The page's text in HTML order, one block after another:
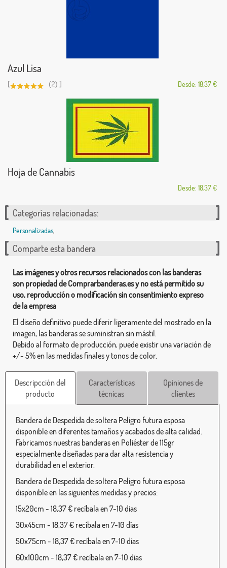
Azul Lisa
[ (2) ] Desde: 18,37 €
Hoja de Cannabis
Desde: 18,37 €
Categorías relacionadas:
Personalizadas,
Comparte esta bandera
Las imágenes y otros recursos relacionados con las banderas
son propiedad de Comprarbanderas.es y no está permitido su
uso, reproducción o modificación sin consentimiento expreso
de la empresa
El diseño definitivo puede diferir ligeramente del mostrado en la
imagen, las banderas se suministran sin mástil.
Debido al formato de producción, puede existir una variación de
+/- 5% en las medidas finales y tonos de color.
Descripcción del
producto
Características
técnicas
Opiniones de
clientes
Bandera de Despedida de soltera Peligro futura esposa
disponible en diferentes tamaños y acabados de alta calidad.
Fabricamos nuestras banderas en Poliéster de 115gr
especialmente diseñadas para dar alta resistencia y
durabilidad en el exterior.
Bandera de Despedida de soltera Peligro futura esposa
disponible en las siguientes medidas y precios:
15x20cm - 18,37 € recíbala en 7-10 días
30x45cm - 18,37 € recíbala en 7-10 días
50x75cm - 18,37 € recíbala en 7-10 días
60x100cm - 18,37 € recíbala en 7-10 días